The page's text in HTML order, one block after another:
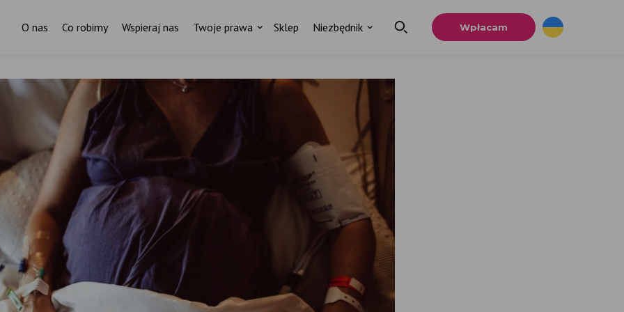
O nas Co robimy Wspieraj nas Twoje prawa Sklep Niezbędnik Wpłacam
stałym darczyńcą Fundacji Rodzić po Ludzku.